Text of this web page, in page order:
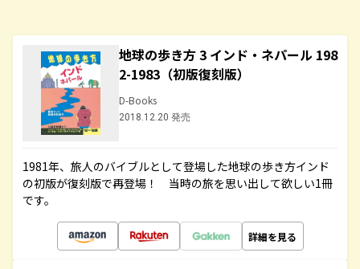
地球の歩き方 3 インド・ネパール 198
2-1983（初版復刻版）
D-Books
2018.12.20 発売
1981年、旅人のバイブルとして登場した地球の歩き方インド
の初版が復刻版で再登場！ 当時の旅を思い出して欲しい1冊
です。
詳細を見る